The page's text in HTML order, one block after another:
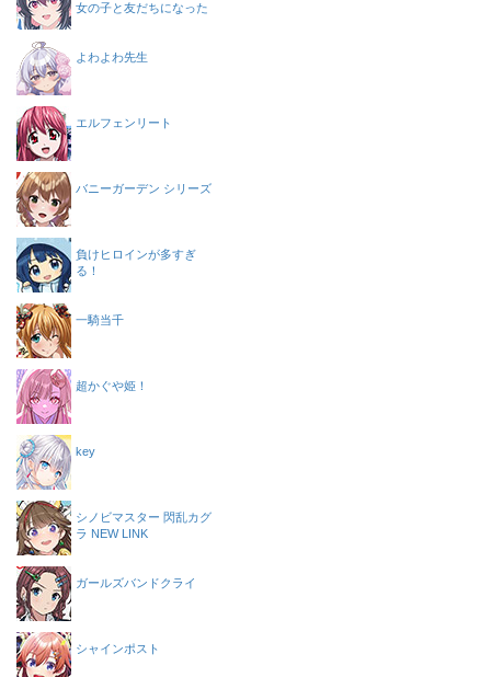
女の子と友だちになった
よわよわ先生
エルフェンリート
バニーガーデン シリーズ
負けヒロインが多すぎ
る！
一騎当千
超かぐや姫！
key
シノビマスター 閃乱カグ
ラ NEW LINK
ガールズバンドクライ
シャインポスト